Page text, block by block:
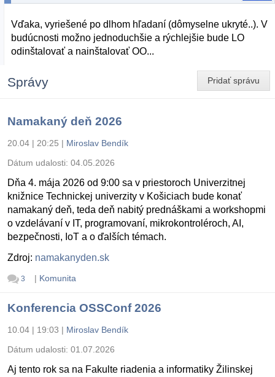
Vďaka, vyriešené po dlhom hľadaní (dômyselne ukryté..). V
budúcnosti možno jednoduchšie a rýchlejšie bude LO
odinštalovať a nainštalovať OO...
Pridať správu
Správy
Namakaný deň 2026
20.04 | 20:25 | Miroslav Bendík
Dátum udalosti: 04.05.2026
Dňa 4. mája 2026 od 9:00 sa v priestoroch Univerzitnej
knižnice Technickej univerzity v Košiciach bude konať
namakaný deň, teda deň nabitý prednáškami a workshopmi
o vzdelávaní v IT, programovaní, mikrokontroléroch, AI,
bezpečnosti, IoT a o ďalších témach.
Zdroj: namakanyden.sk
3 | Komunita
Konferencia OSSConf 2026
10.04 | 19:03 | Miroslav Bendík
Dátum udalosti: 01.07.2026
Aj tento rok sa na Fakulte riadenia a informatiky Žilinskej